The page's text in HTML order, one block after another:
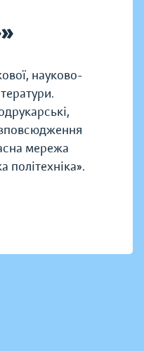
науково-
мережа
політехніка».